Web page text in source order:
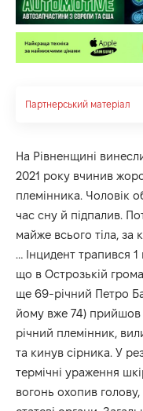
Партнерський матеріал
На Рівненщині
2021 року вчинив
племінника. Чоловік
час сну й підпалив.
майже всього тіла, за
… Інцидент трапився
що в Острозькій
ще 69-річний Петро
йому вже 74) прийшов
річний племінник,
та кинув сірника. У
термічні ураження
вогонь охопив